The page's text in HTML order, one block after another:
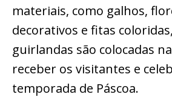
materiais, como galhos,
decorativos e fitas
guirlandas são colocadas
receber os visitantes e
temporada de Páscoa.